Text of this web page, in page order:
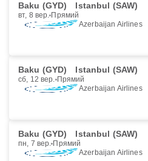
Baku (GYD) Istanbul (SAW)
вт, 8 вер. Прямий
Azerbaijan Airlines
Baku (GYD) Istanbul (SAW)
сб, 12 вер. Прямий
Azerbaijan Airlines
Baku (GYD) Istanbul (SAW)
пн, 7 вер. Прямий
Azerbaijan Airlines